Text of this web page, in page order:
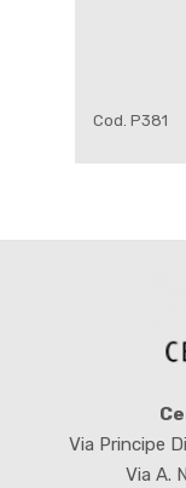
Cod. P381
Via Principe
Via A.